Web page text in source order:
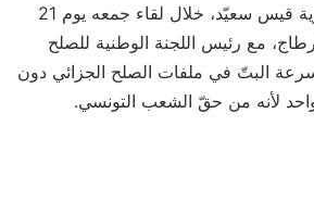
وأوصى رئيس الجمهورية قيس سعيّد، خلال لقاء جمعه يوم 21
بقصر قرطاج، مع رئيس اللجنة الوطنية للصلح
البتّ في ملفات الصلح الجزائي دون
لأنه من حقّ الشعب التونسي.